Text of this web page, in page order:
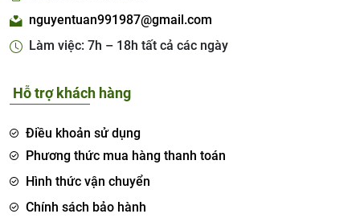
nguyentuan991987@gmail.com
Làm việc: 7h – 18h tất cả các ngày
Hỗ trợ khách hàng
Điều khoản sử dụng
Phương thức mua hàng thanh toán
Hình thức vận chuyển
Chính sách bảo hành